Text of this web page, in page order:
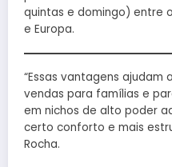
quintas e domingo) entre
e Europa.
“Essas vantagens ajudam
vendas para famílias e
em nichos de alto poder
certo conforto e mais
Rocha.